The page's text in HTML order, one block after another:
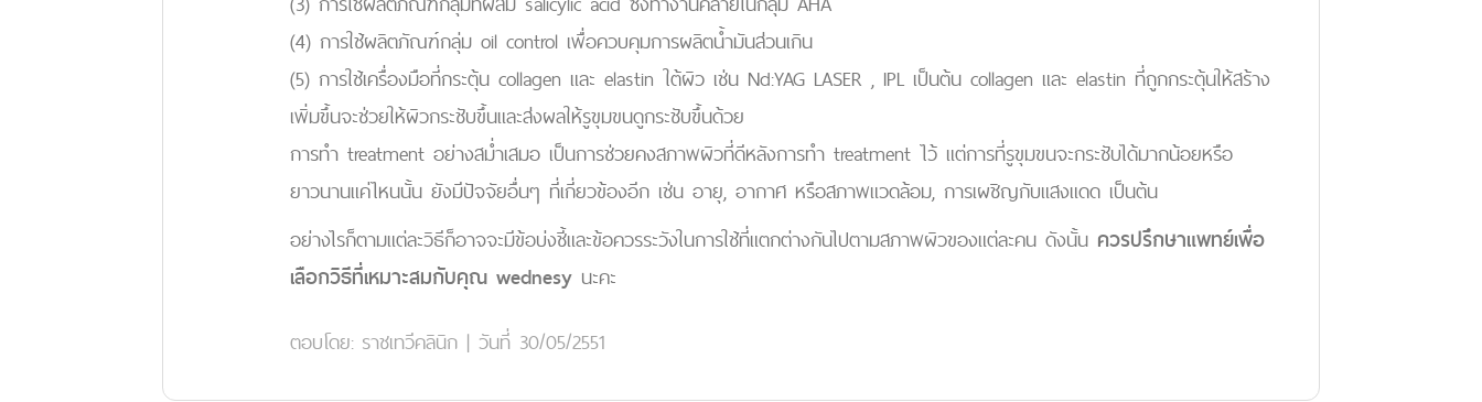
(4) การใช้ผลิตภัณฑ์กลุ่ม oil control เพื่อควบคุมการผลิตน้ำมันส่วนเกิน
(5) การใช้เครื่องมือที่กระตุ้น collagen และ elastin ใต้ผิว เช่น Nd:YAG LASER , IPL เป็นต้น collagen และ elastin ที่ถูกกระตุ้นให้สร้าง
เพิ่มขึ้นจะช่วยให้ผิวกระชับขึ้นและส่งผลให้รูขุมขนดูกระชับขึ้นด้วย
การทำ treatment อย่างสม่ำเสมอ เป็นการช่วยคงสภาพผิวที่ดีหลังการทำ treatment ไว้ แต่การที่รูขุมขนจะกระชับได้มากน้อยหรือ
ยาวนานแค่ไหนนั้น ยังมีปัจจัยอื่นๆ ที่เกี่ยวข้องอีก เช่น อายุ, อากาศ หรือสภาพแวดล้อม, การเผชิญกับแสงแดด เป็นต้น
อย่างไรก็ตามแต่ละวิธีก็อาจจะมีข้อบ่งชี้และข้อควรระวังในการใช้ที่แตกต่างกันไปตามสภาพผิวของแต่ละคน ดังนั้น ควรปรึกษาแพทย์เพื่อ
เลือกวิธีที่เหมาะสมกับคุณ wednesyนะคะ
ตอบโดย: ราชเทวีคลินิก | วันที่ 30/05/2551